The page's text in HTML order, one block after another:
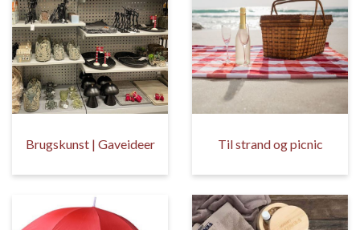
Brugskunst | Gaveideer Til strand og picnic